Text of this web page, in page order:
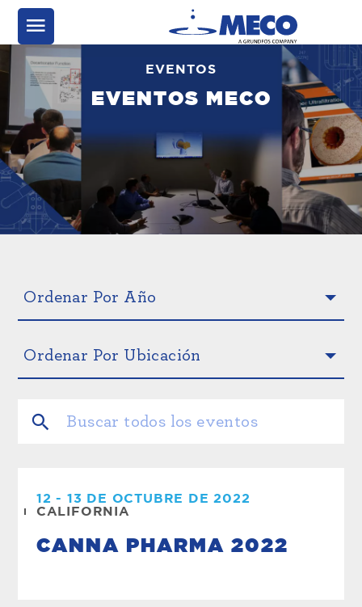
EVENTOS
EVENTOS MECO
12 - 13 DE OCTUBRE DE 2022
CALIFORNIA
CANNA PHARMA 2022